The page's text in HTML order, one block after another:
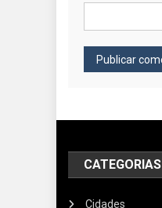
CATEGORIAS
Cidades